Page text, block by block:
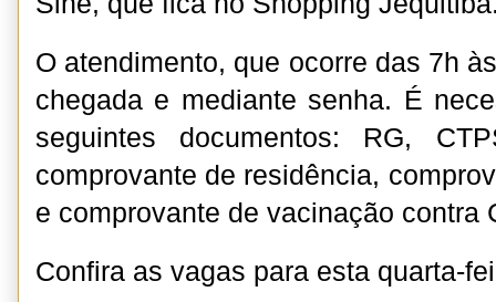
O atendimento, que ocorre das 7h
chegada e mediante senha. É
seguintes documentos: RG,
comprovante de residência,
e comprovante de vacinação contra
Confira as vagas para esta quarta-